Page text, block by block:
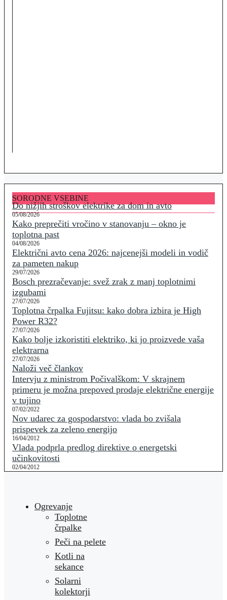
SORODNE VSEBINE
Do nižjih stroškov elektrike za dom in avto
05/08/2026
Kako preprečiti vročino v stanovanju – okno je
toplotna past
04/08/2026
Električni avto cena 2026: najcenejši modeli in vodič
za pameten nakup
29/07/2026
Bosch prezračevanje: svež zrak z manj toplotnimi
izgubami
27/07/2026
Toplotna črpalka Fujitsu: kako dobra izbira je High
Power R32?
27/07/2026
Kako bolje izkoristiti elektriko, ki jo proizvede vaša
elektrarna
27/07/2026
Naloži več člankov
Intervju z ministrom Počivalškom: V skrajnem
primeru je možna prepoved prodaje električne energije
v tujino
07/02/2022
Nov udarec za gospodarstvo: vlada bo zvišala
prispevek za zeleno energijo
16/04/2012
Vlada podprla predlog direktive o energetski
učinkovitosti
02/04/2012
Ogrevanje
Toplotne
črpalke
Peči na pelete
Kotli na
sekance
Solarni
kolektorji